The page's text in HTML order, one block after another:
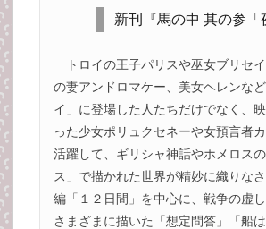
新刊『馬の中 其の参「
トロイの王子パリスや巫女ブリセ
の妻アンドロマケー、美女ヘレンな
イ」に登場した人たちだけでなく、
った少女ポリュクセネーや女預言者
活躍して、ギリシャ神話やホメロス
ス」で描かれた世界が精妙に織りな
編「１２日間」を中心に、戦争の虚
さまざまに描いた「想定問答」「船